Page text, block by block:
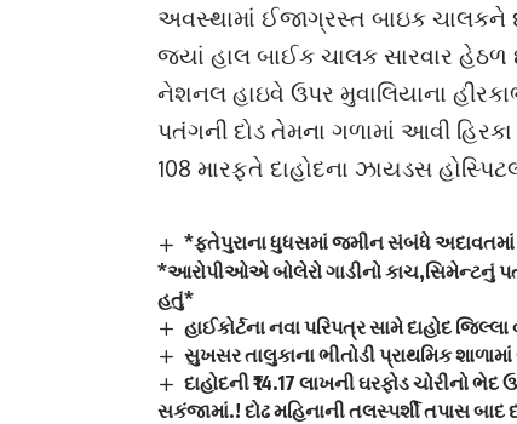
અવસ્થામાં ઈજાગ્રસ્ત બાઇક ચાલકને
જ્યાં હાલ બાઈક ચાલક સારવાર
નેશનલ હાઇવે ઉપર મુવાલિયાના
પતંગની દોડ તેમના ગળામાં આવી
108 મારફતે દાહોદના ઝાયડસ
*ફતેપુરાના ધુધસમાં જમીન સંબંધે અદાવતમાં
*આરોપીઓએ બોલેરો ગાડીનો કાચ,સિમેન્ટનું
હતું*
હાઈકોર્ટના નવા પરિપત્ર સામે દાહોદ
સુખસર તાલુકાના ભીતોડી પ્રાથમિક
દાહોદની ₹14.17 લાખની ઘરફોડ ચોરીનો
સકંજામાં.! દોઢ મહિનાની તલસ્પર્શી તપાસ